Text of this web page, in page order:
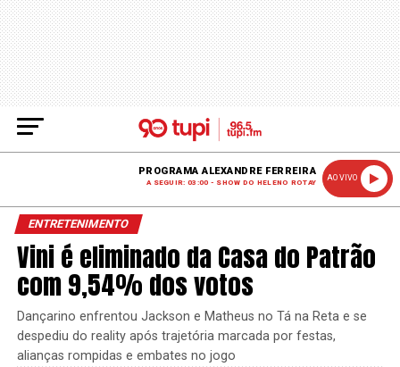
PROGRAMA ALEXANDRE FERREIRA
A SEGUIR: 03:00 - SHOW DO HELENO ROTAY
AO VIVO
ENTRETENIMENTO
Vini é eliminado da Casa do Patrão
com 9,54% dos votos
Dançarino enfrentou Jackson e Matheus no Tá na Reta e se
despediu do reality após trajetória marcada por festas,
alianças rompidas e embates no jogo